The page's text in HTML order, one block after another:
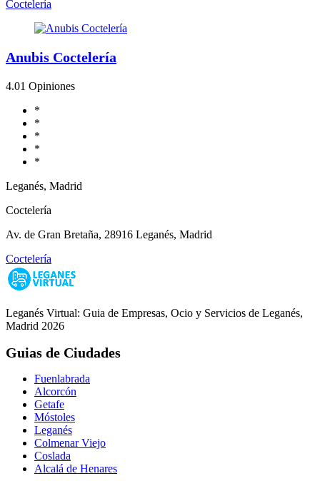
Coctelería
Anubis Coctelería
4.01 Opiniones
*
*
*
*
*
Leganés, Madrid
Coctelería
Av. de Gran Bretaña, 28916 Leganés, Madrid
Coctelería
Leganés Virtual: Guia de Empresas, Ocio y Servicios de Leganés,
Madrid 2026
Guias de Ciudades
Fuenlabrada
Alcorcón
Getafe
Móstoles
Leganés
Colmenar Viejo
Coslada
Alcalá de Henares